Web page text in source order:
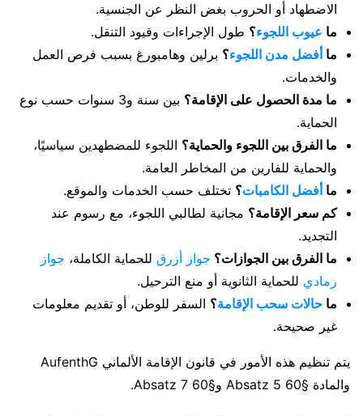
الاضطهاد أو الحروب بغض النظر عن الجنسية.
ما عيوب اللجوء؟ طول الإجراءات وقيود التنقل.
ما أفضل مدن اللجوء؟ برلين وهامبورغ بسبب فرص العمل
والخدمات.
ما مدة الحصول على الإقامة؟
بين سنة و3 سنوات حسب نوع
الحماية.
ما الفرق بين اللجوء والحماية؟ اللجوء للمضطهدين سياسيًا،
والحماية للفارين من المخاطر العامة.
ما أفضل الكامبات؟ تختلف حسب الخدمات والموقع.
كم سعر الإقامة؟ مجانية لطالبي اللجوء، مع رسوم عند
التجديد.
ما الفرق بين الجوازات؟ جواز أزرق للحماية الكاملة، جواز
رمادي للحماية الثانوية أو منع الترحيل.
ما حالات سحب الإقامة؟ السفر للوطن، أو تقديم معلومات
غير صحيحة.
يتم تنظيم هذه الأمور في قانون الإقامة الألماني AufenthG
والمادة §60 Absatz 5 و§60 Absatz 7.